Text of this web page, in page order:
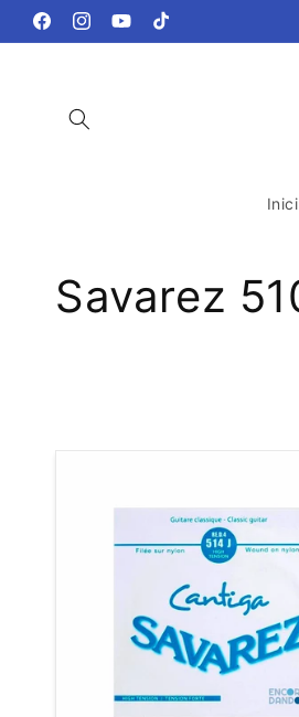
directamente
al contenido
FacebookInstagramYouTubeTikTok
C
Savarez